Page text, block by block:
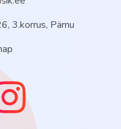
3.korrus, Pärnu